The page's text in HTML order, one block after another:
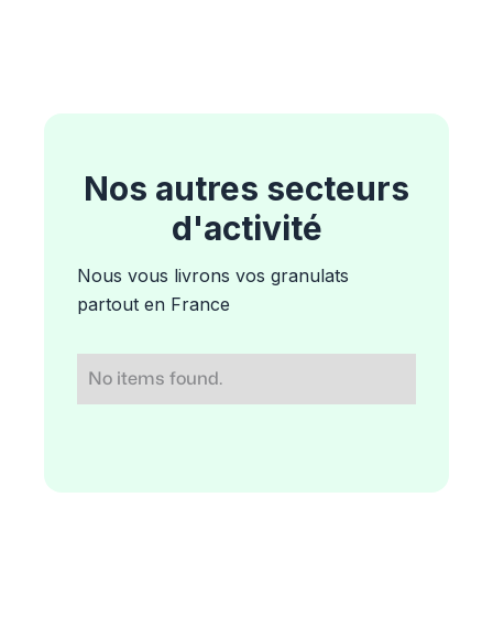
Nos autres secteurs
d'activité
Nous vous livrons vos granulats
partout en France
No items found.